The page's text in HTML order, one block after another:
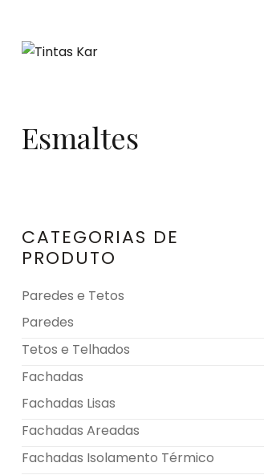
Esmaltes
CATEGORIAS DE
PRODUTO
Paredes e Tetos
Paredes
Tetos e Telhados
Fachadas
Fachadas Lisas
Fachadas Areadas
Fachadas Isolamento Térmico